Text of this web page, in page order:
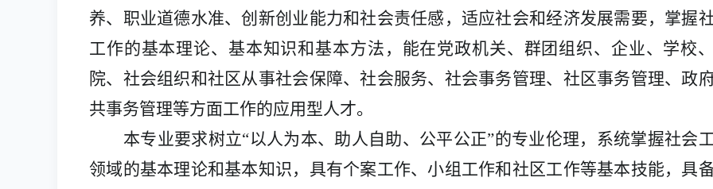
养、职业道德水准、创新创业能力和社会责任感，适应社会和经济发展需要，掌握
工作的基本理论、基本知识和基本方法，能在党政机关、群团组织、企业、学校
院、社会组织和社区从事社会保障、社会服务、社会事务管理、社区事务管理、政
共事务管理等方面工作的应用型人才。
本专业要求树立“以人为本、助人自助、公平公正”的专业伦理，系统掌握社会
领域的基本理论和基本知识，具有个案工作、小组工作和社区工作等基本技能，具